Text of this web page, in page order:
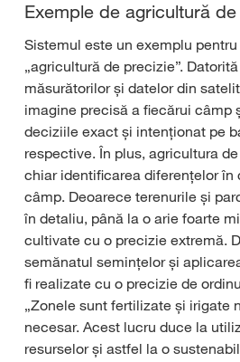
Exemple de agricultură
Sistemul este un exemplu
„agricultură de precizie”.
măsurătorilor și datelor din
imagine precisă a fiecărui câmp
deciziile exact și intenționat pe
respective. În plus, agricultura
chiar identificarea diferențelor în
câmp. Deoarece terenurile și
în detaliu, până la o arie foarte
cultivate cu o precizie extremă.
semănatul semințelor și
fi realizate cu o precizie de
„Zonele sunt fertilizate și irigate
necesar. Acest lucru duce la
resurselor și astfel la o